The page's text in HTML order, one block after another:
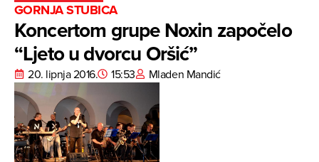
GORNJA STUBICA
Koncertom grupe Noxin započelo
“Ljeto u dvorcu Oršić”
20. lipnja 2016. 15:53 Mladen Mandić